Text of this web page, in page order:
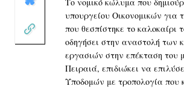
Το νομικό κώλυμα που
υπουργείου Οικονομικών για
που θεσπίστηκε το καλοκαίρι
οδηγήσει στην αναστολή των
εργασιών στην επέκταση του
Πειραιά, επιδιώκει να
Υποδομών με τροπολογία που